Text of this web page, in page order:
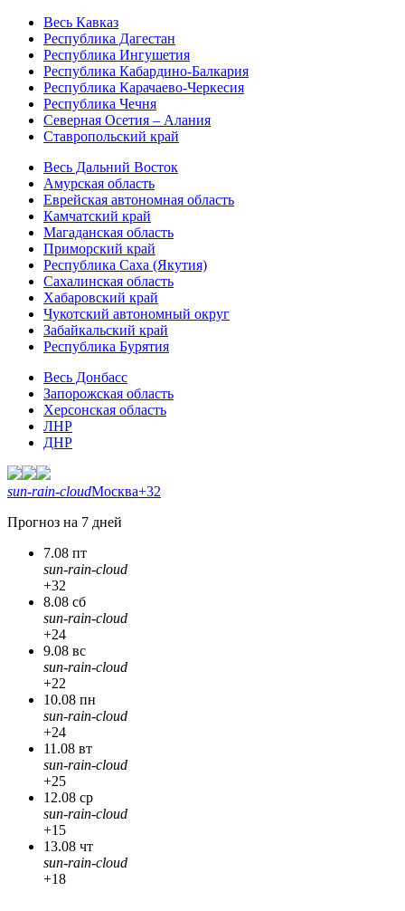
Весь Кавказ
Республика Дагестан
Республика Ингушетия
Республика Кабардино-Балкария
Республика Карачаево-Черкесия
Республика Чечня
Северная Осетия – Алания
Ставропольский край
Весь Дальний Восток
Амурская область
Еврейская автономная область
Камчатский край
Магаданская область
Приморский край
Республика Саха (Якутия)
Сахалинская область
Хабаровский край
Чукотский автономный округ
Забайкальский край
Республика Бурятия
Весь Донбасс
Запорожская область
Херсонская область
ЛНР
ДНР
sun-rain-cloudМосква+32
Прогноз на 7 дней
7.08 пт
sun-rain-cloud
+32
8.08 сб
sun-rain-cloud
+24
9.08 вс
sun-rain-cloud
+22
10.08 пн
sun-rain-cloud
+24
11.08 вт
sun-rain-cloud
+25
12.08 ср
sun-rain-cloud
+15
13.08 чт
sun-rain-cloud
+18